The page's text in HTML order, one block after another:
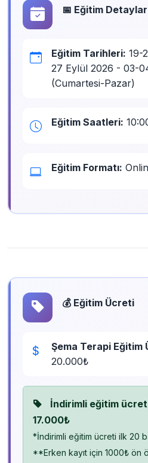
📅 Eğitim
Eğitim Tarihleri: 19-
27 Eylül 2026 - 03-
(Cumartesi-Pazar)
Eğitim Saatleri:
Eğitim Formatı:
💰 Eğitim Ücreti
Şema Terapi Eğitim
20.000₺
İndirimli eğitim
17.000₺
*İndirimli eğitim ücreti ilk 20
**Erken kayıt için 1000₺ ön